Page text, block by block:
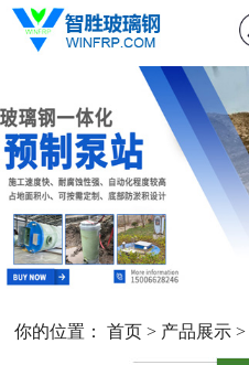
你的位置： 首页> 产品展示>